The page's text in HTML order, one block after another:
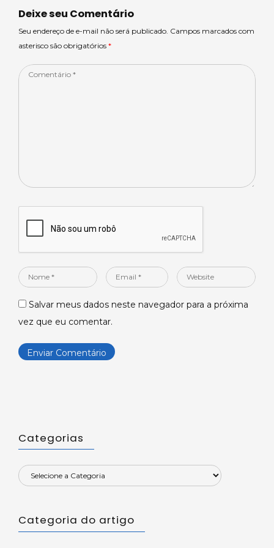
p
p
o
o
k
n
Deixe seu Comentário
Seu endereço de e-mail não será publicado. Campos marcados com
asterisco são obrigatórios *
Comentário
Nome
Email
Website
Salvar meus dados neste navegador para a próxima
vez que eu comentar.
Categorias
Categoria do artigo